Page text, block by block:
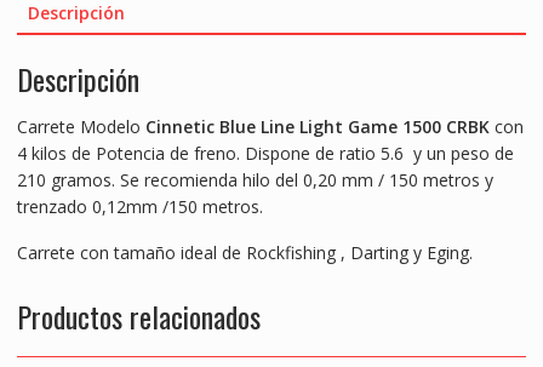
ROCKFISHING"
e
b
o
o
k
itt
er l s
p
p
e
g
er
e
Descripción
Descripción
Carrete Modelo Cinnetic Blue Line Light Game 1500 CRBKcon
4 kilos de Potencia de freno. Dispone de ratio 5.6 y un peso de
210 gramos. Se recomienda hilo del 0,20 mm / 150 metros y
trenzado 0,12mm /150 metros.
Carrete con tamaño ideal de Rockfishing , Darting y Eging.
Productos relacionados